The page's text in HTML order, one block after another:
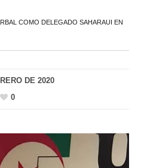
COMO DELEGADO SAHARAUI EN
DE 2020
0